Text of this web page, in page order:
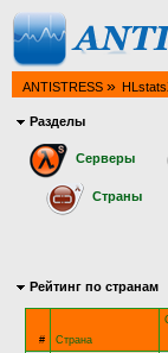
ANTISTRESS »
Разделы
Серверы
Страны
Рейтинг по странам
# Страна